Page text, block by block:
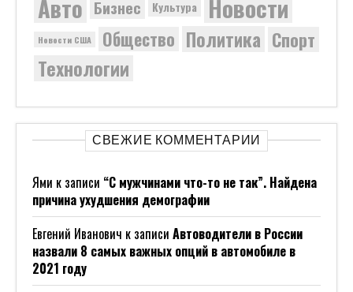
Авто Бизнес Культура Новости
Новости США Общество Политика Спорт
Технологии
СВЕЖИЕ КОММЕНТАРИИ
Ями к записи “С мужчинами что-то не так”. Найдена
причина ухудшения демографии
Евгений Иванович к записи Автоводители в России
назвали 8 самых важных опций в автомобиле в
2021 году